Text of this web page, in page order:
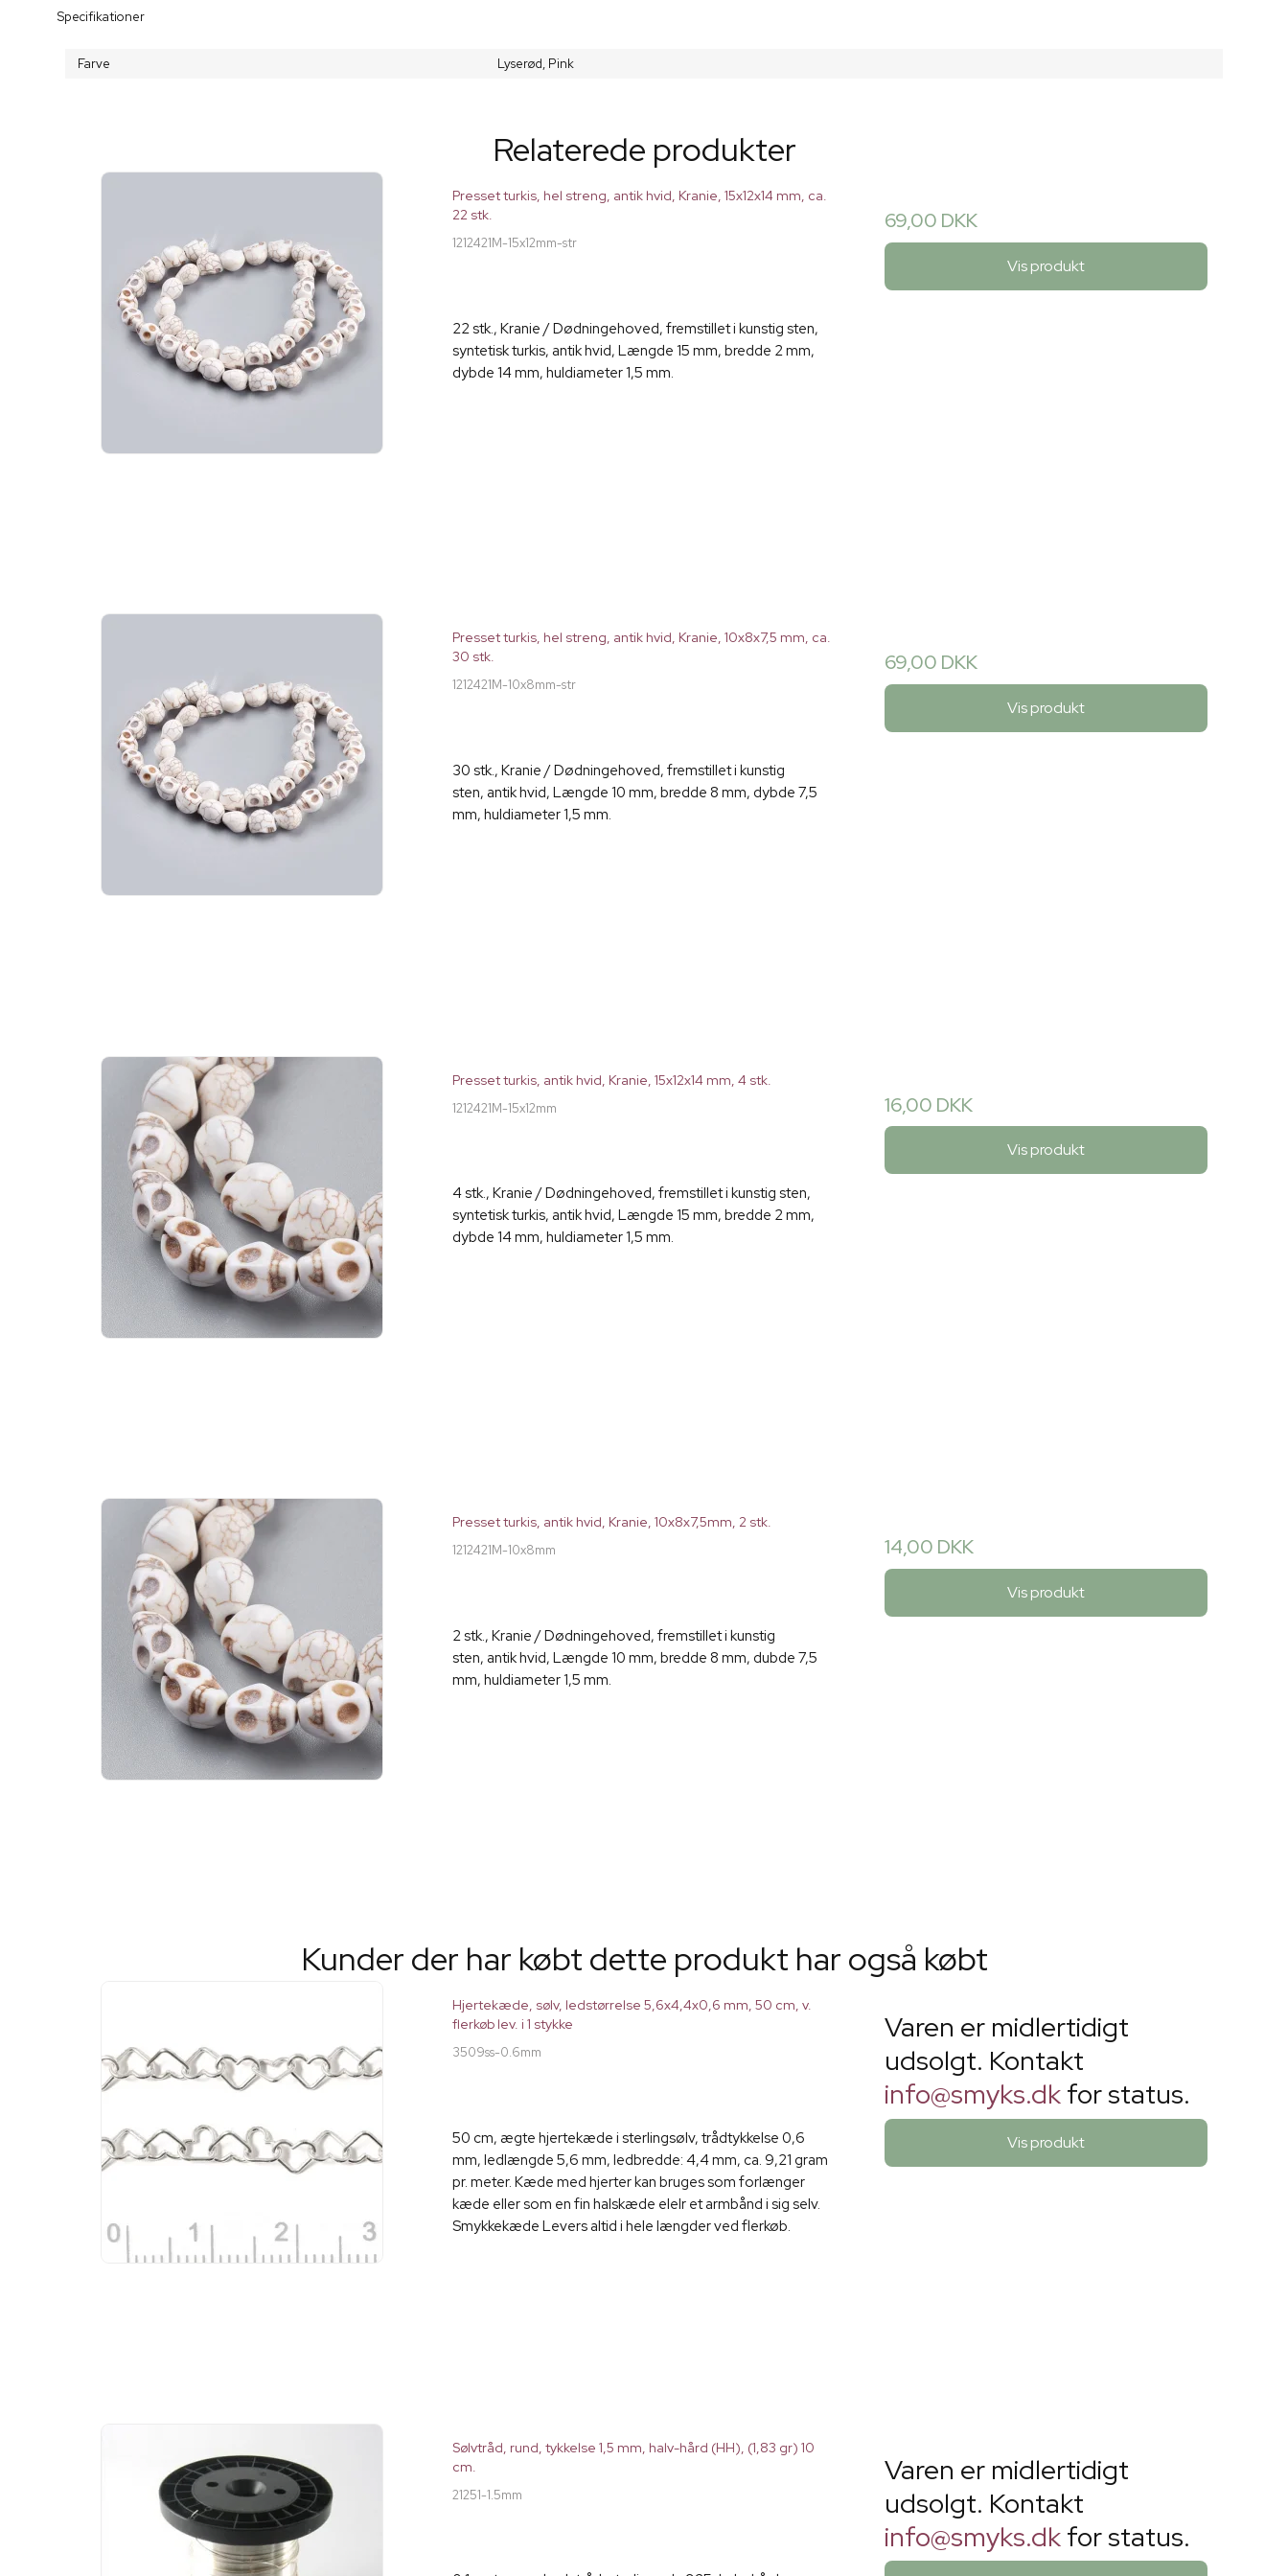
Specifikationer
Farve Lyserød, Pink
Relaterede produkter
Presset turkis, hel streng, antik hvid, Kranie, 15x12x14 mm, ca.
22 stk.
1212421M-15x12mm-str
22 stk., Kranie / Dødningehoved, fremstillet i kunstig sten,
syntetisk turkis, antik hvid, Længde 15 mm, bredde 2 mm,
dybde 14 mm, huldiameter 1,5 mm.
69,00 DKK
Vis produkt
Presset turkis, hel streng, antik hvid, Kranie, 10x8x7,5 mm, ca.
30 stk.
1212421M-10x8mm-str
30 stk., Kranie / Dødningehoved, fremstillet i kunstig
sten, antik hvid, Længde 10 mm, bredde 8 mm, dybde 7,5
mm, huldiameter 1,5 mm.
69,00 DKK
Vis produkt
Presset turkis, antik hvid, Kranie, 15x12x14 mm, 4 stk.
1212421M-15x12mm
4 stk., Kranie / Dødningehoved, fremstillet i kunstig sten,
syntetisk turkis, antik hvid, Længde 15 mm, bredde 2 mm,
dybde 14 mm, huldiameter 1,5 mm.
16,00 DKK
Vis produkt
Presset turkis, antik hvid, Kranie, 10x8x7,5mm, 2 stk.
1212421M-10x8mm
2 stk., Kranie / Dødningehoved, fremstillet i kunstig
sten, antik hvid, Længde 10 mm, bredde 8 mm, dubde 7,5
mm, huldiameter 1,5 mm.
14,00 DKK
Vis produkt
Kunder der har købt dette produkt har også købt
Hjertekæde, sølv, ledstørrelse 5,6x4,4x0,6 mm, 50 cm, v.
flerkøb lev. i 1 stykke
3509ss-0.6mm
50 cm, ægte hjertekæde i sterlingsølv, trådtykkelse 0,6
mm, ledlængde 5,6 mm, ledbredde: 4,4 mm, ca. 9,21 gram
pr. meter. Kæde med hjerter kan bruges som forlænger
kæde eller som en fin halskæde elelr et armbånd i sig selv.
Smykkekæde Levers altid i hele længder ved flerkøb.
Varen er midlertidigt
udsolgt. Kontakt
info@smyks.dkfor status.
Vis produkt
Sølvtråd, rund, tykkelse 1,5 mm, halv-hård (HH), (1,83 gr) 10
cm.
21251-1.5mm
Varen er midlertidigt
udsolgt. Kontakt
info@smyks.dkfor status.